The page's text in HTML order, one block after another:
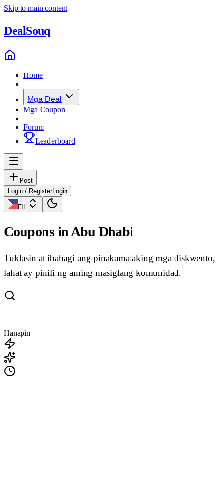
Skip to main content
DealSouq
Home
Mga Deal
Mga Coupon
Forum
Leaderboard
Post
Login / RegisterLogin
FIL
Coupons in Abu Dhabi
Tuklasin at ibahagi ang pinakamalaking mga diskwento,
lahat ay pinili ng aming masiglang komunidad.
Hanapin